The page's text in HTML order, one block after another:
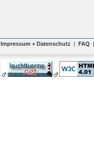
Impressum + Datenschutz | FAQ |